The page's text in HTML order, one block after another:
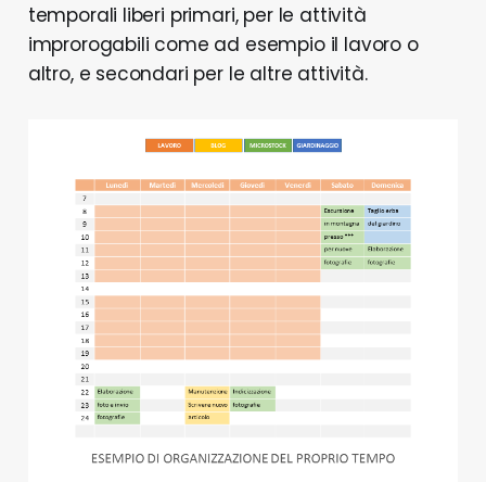
temporali liberi primari, per le attività
improrogabili come ad esempio il lavoro o
altro, e secondari per le altre attività.